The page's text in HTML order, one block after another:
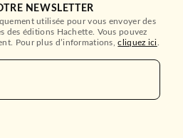
NEWSLETTER
utilisée pour vous envoyer des
des éditions Hachette. Vous pouvez
Pour plus d’informations,cliquez ici